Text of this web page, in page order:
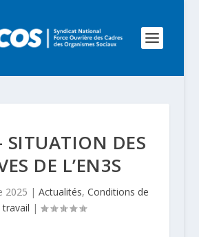
SITUATION DES
DE L’EN3S
2025 | Actualités, Conditions de
travail |